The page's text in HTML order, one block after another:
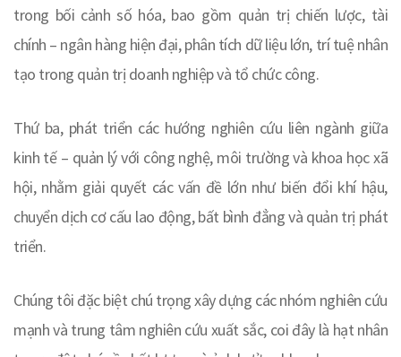
trong bối cảnh số hóa, bao gồm quản trị chiến lược, tài
chính – ngân hàng hiện đại, phân tích dữ liệu lớn, trí tuệ nhân
tạo trong quản trị doanh nghiệp và tổ chức công.
Thứ ba, phát triển các hướng nghiên cứu liên ngành giữa
kinh tế – quản lý với công nghệ, môi trường và khoa học xã
hội, nhằm giải quyết các vấn đề lớn như biến đổi khí hậu,
chuyển dịch cơ cấu lao động, bất bình đẳng và quản trị phát
triển.
Chúng tôi đặc biệt chú trọng xây dựng các nhóm nghiên cứu
mạnh và trung tâm nghiên cứu xuất sắc, coi đây là hạt nhân